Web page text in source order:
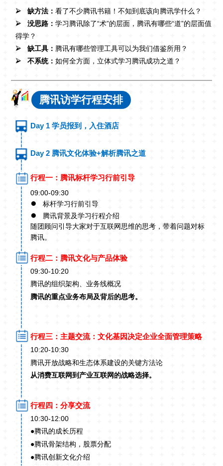
缺方法： 看了不少腾讯书籍！不知到底该向腾讯学什么？
没思路： 学习腾讯除了“术”的层面，腾讯有哪些“道”的层面值
得学？
缺工具： 腾讯有哪些管理工具可以为我们借鉴所用？
不系统： 如何全方面，立体式学习腾讯成功之道？
腾讯访学行程安排
Day 1 学员报到，入住酒店
Day 2 腾讯文化体验+解析腾讯之道
行程一：腾讯标杆学习行前引导
09:00-09:30
● 标杆学习行前引导
●
腾讯背景及学习行程介绍
随团顾问引导大家对于互联网思维的思考，带着问题对标
腾讯。
行程二：腾讯文化与产品体验
09:30-10:20
腾讯的组织架构、业务线概况
腾讯的重点业务布局及背后的思考。
行程三：主题交流：文化基因决定企业全面管理策略
10:20-10:30
腾讯开放战略和生态体系建设的关键方法论
从消费互联网到产业互联网的战略选择。
行程四：分享交流
10:30-12:00
●腾讯的成长历程
●腾讯骨架结构，股票分配
●腾讯创新文化介绍